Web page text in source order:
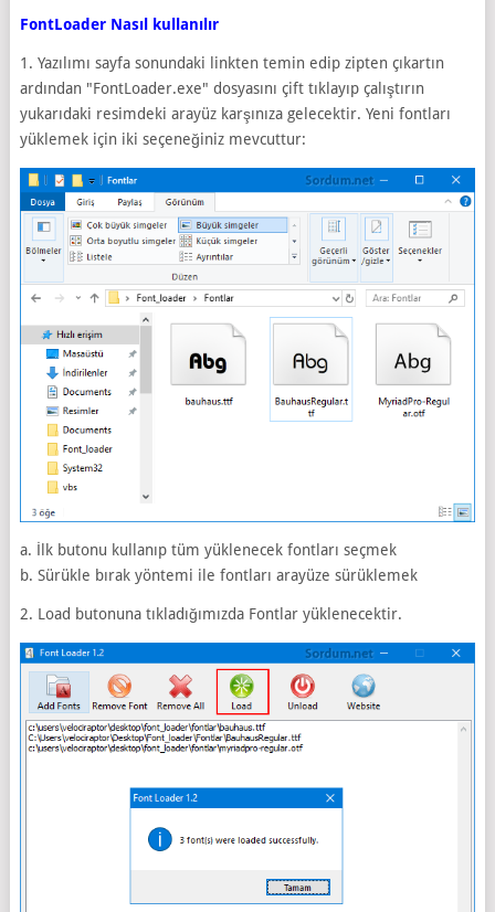
FontLoader Nasıl kullanılır
1. Yazılımı sayfa sonundaki linkten temin edip zipten çıkartın
ardından "FontLoader.exe" dosyasını çift tıklayıp çalıştırın
yukarıdaki resimdeki arayüz karşınıza gelecektir. Yeni fontları
yüklemek için iki seçeneğiniz mevcuttur:
a. İlk butonu kullanıp tüm yüklenecek fontları seçmek
b. Sürükle bırak yöntemi ile fontları arayüze sürüklemek
2. Load butonuna tıkladığımızda Fontlar yüklenecektir.